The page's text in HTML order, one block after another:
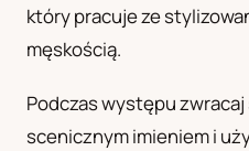
który pracuje ze
męskością.
Podczas występu
scenicznym imieniem i